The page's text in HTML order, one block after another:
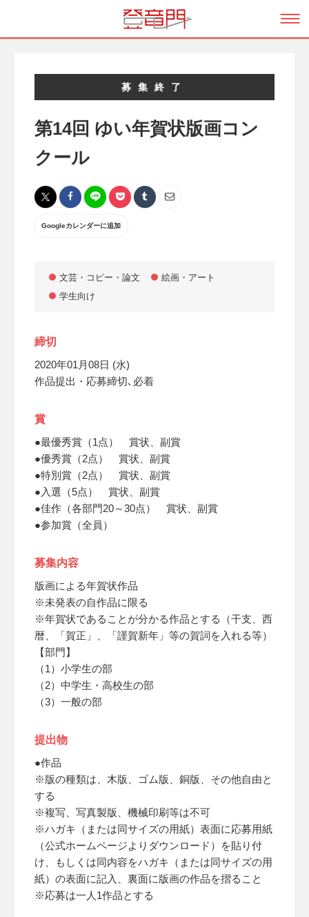
募集終了
第14回 ゆい年賀状版画コン
クール
Googleカレンダーに追加
文芸・コピー・論文
絵画・アート
学生向け
締切
2020年01月08日 (水)
作品提出・応募締切､必着
賞
●最優秀賞（1点） 賞状、副賞
●優秀賞（2点） 賞状、副賞
●特別賞（2点） 賞状、副賞
●入選（5点） 賞状、副賞
●佳作（各部門20～30点） 賞状、副賞
●参加賞（全員）
募集内容
版画による年賀状作品
※未発表の自作品に限る
※年賀状であることが分かる作品とする（干支、西
暦、「賀正」、「謹賀新年」等の賀詞を入れる等）
【部門】
（1）小学生の部
（2）中学生・高校生の部
（3）一般の部
提出物
●作品
※版の種類は、木版、ゴム版、銅版、その他自由と
する
※複写、写真製版、機械印刷等は不可
※ハガキ（または同サイズの用紙）表面に応募用紙
（公式ホームページよりダウンロード）を貼り付
け、もしくは同内容をハガキ（または同サイズの用
紙）の表面に記入、裏面に版画の作品を摺ること
※応募は一人1作品とする